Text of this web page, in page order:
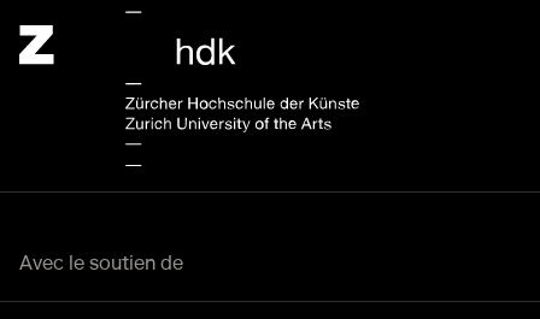
Avec le soutien de